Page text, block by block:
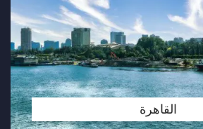
القاهرة